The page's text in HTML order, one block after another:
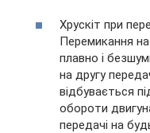
Хрускіт при
Перемикання
плавно і
на другу
відбувається
обороти
передачі на